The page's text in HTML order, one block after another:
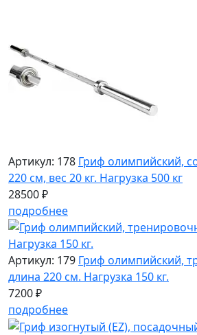
Артикул: 178 Гриф олимпийский,
220 см, вес 20 кг. Нагрузка 500 кг
28500 ₽
подробнее
Артикул: 179 Гриф олимпийский,
длина 220 см. Нагрузка 150 кг.
7200 ₽
подробнее